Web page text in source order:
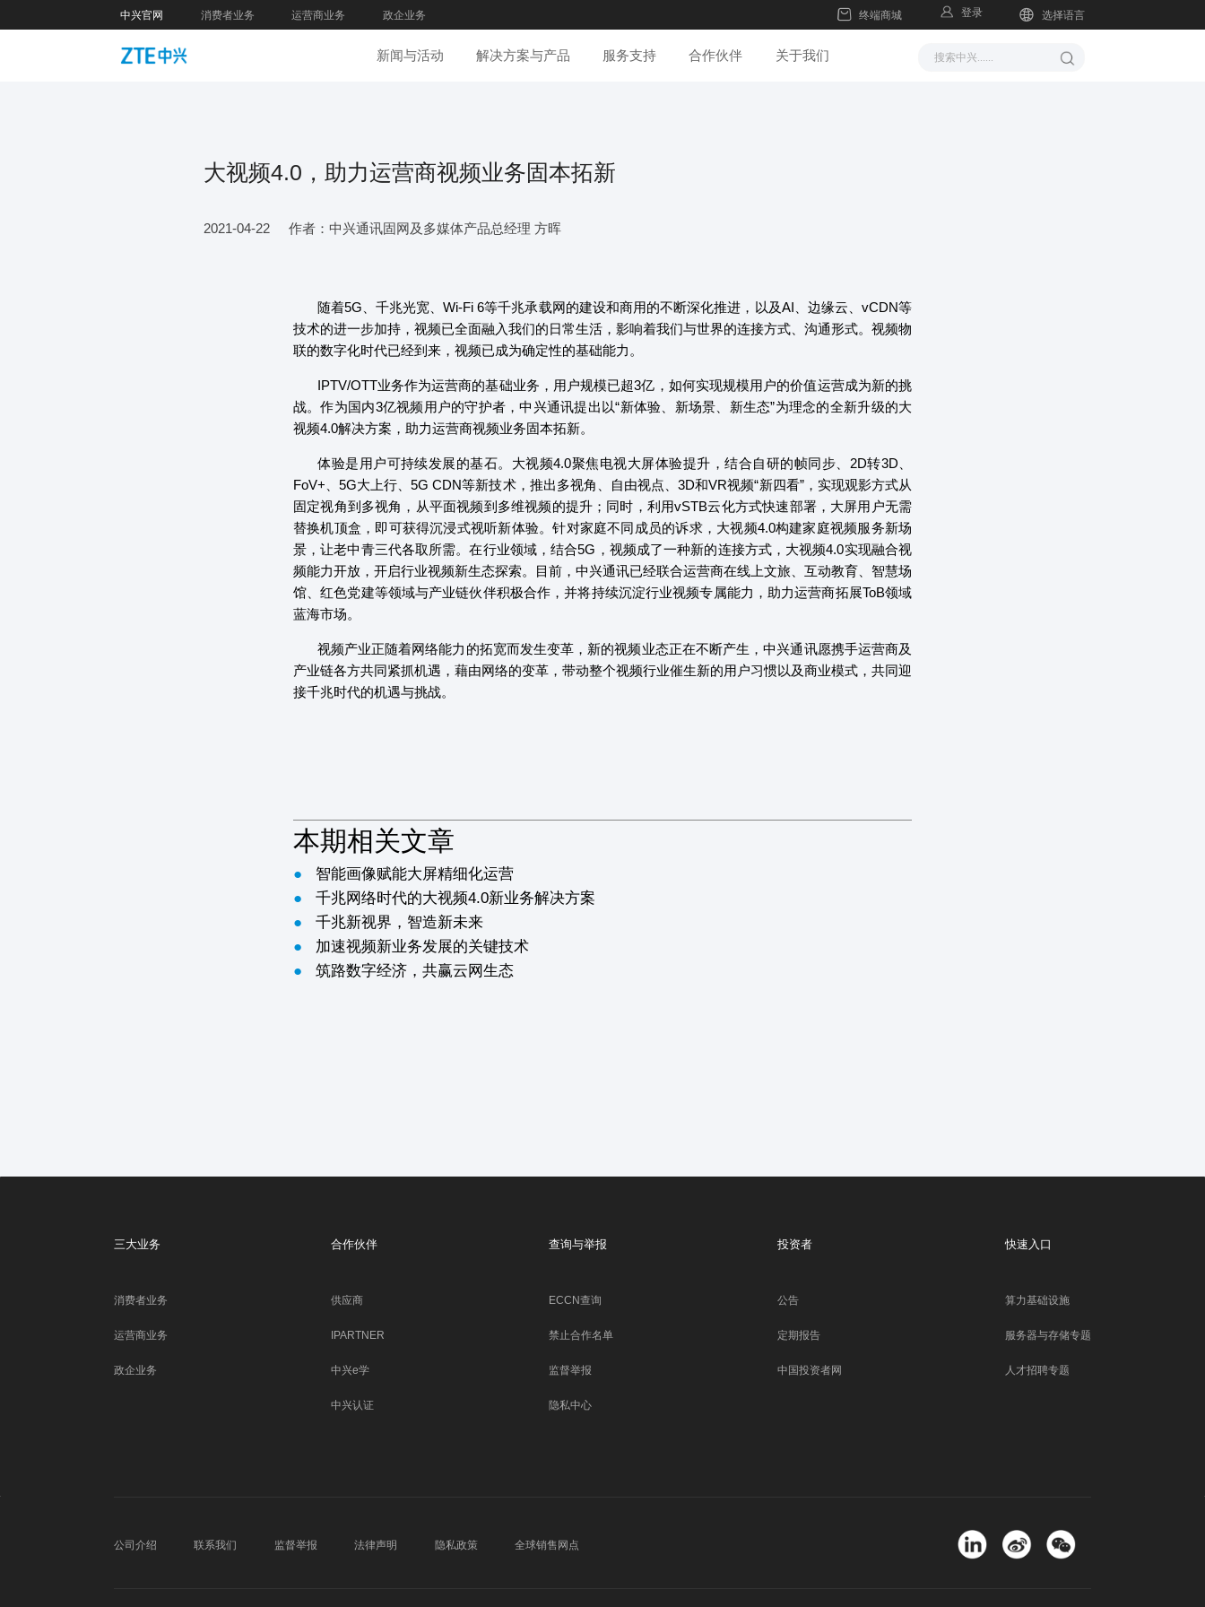
中兴官网 消费者业务 运营商业务 政企业务 终端商城 登录 选择语言
新闻与活动 解决方案与产品 服务支持 合作伙伴 关于我们
大视频4.0，助力运营商视频业务固本拓新
2021-04-22 作者：中兴通讯固网及多媒体产品总经理 方晖
随着5G、千兆光宽、Wi-Fi 6等千兆承载网的建设和商用的不断深化推进，以及AI、边缘云、vCDN等
技术的进一步加持，视频已全面融入我们的日常生活，影响着我们与世界的连接方式、沟通形式。视频物
联的数字化时代已经到来，视频已成为确定性的基础能力。
IPTV/OTT业务作为运营商的基础业务，用户规模已超3亿，如何实现规模用户的价值运营成为新的挑
战。作为国内3亿视频用户的守护者，中兴通讯提出以“新体验、新场景、新生态”为理念的全新升级的大
视频4.0解决方案，助力运营商视频业务固本拓新。
体验是用户可持续发展的基石。大视频4.0聚焦电视大屏体验提升，结合自研的帧同步、2D转3D、
FoV+、5G大上行、5G CDN等新技术，推出多视角、自由视点、3D和VR视频“新四看”，实现观影方式从
固定视角到多视角，从平面视频到多维视频的提升；同时，利用vSTB云化方式快速部署，大屏用户无需
替换机顶盒，即可获得沉浸式视听新体验。针对家庭不同成员的诉求，大视频4.0构建家庭视频服务新场
景，让老中青三代各取所需。在行业领域，结合5G，视频成了一种新的连接方式，大视频4.0实现融合视
频能力开放，开启行业视频新生态探索。目前，中兴通讯已经联合运营商在线上文旅、互动教育、智慧场
馆、红色党建等领域与产业链伙伴积极合作，并将持续沉淀行业视频专属能力，助力运营商拓展ToB领域
蓝海市场。
视频产业正随着网络能力的拓宽而发生变革，新的视频业态正在不断产生，中兴通讯愿携手运营商及
产业链各方共同紧抓机遇，藉由网络的变革，带动整个视频行业催生新的用户习惯以及商业模式，共同迎
接千兆时代的机遇与挑战。
本期相关文章
●
智能画像赋能大屏精细化运营
●
千兆网络时代的大视频4.0新业务解决方案
●
千兆新视界，智造新未来
●
加速视频新业务发展的关键技术
●
筑路数字经济，共赢云网生态
三大业务
消费者业务
运营商业务
政企业务
合作伙伴
供应商
IPARTNER
中兴e学
中兴认证
查询与举报
ECCN查询
禁止合作名单
监督举报
隐私中心
投资者
公告
定期报告
中国投资者网
快速入口
算力基础设施
服务器与存储专题
人才招聘专题
公司介绍 联系我们 监督举报 法律声明 隐私政策 全球销售网点